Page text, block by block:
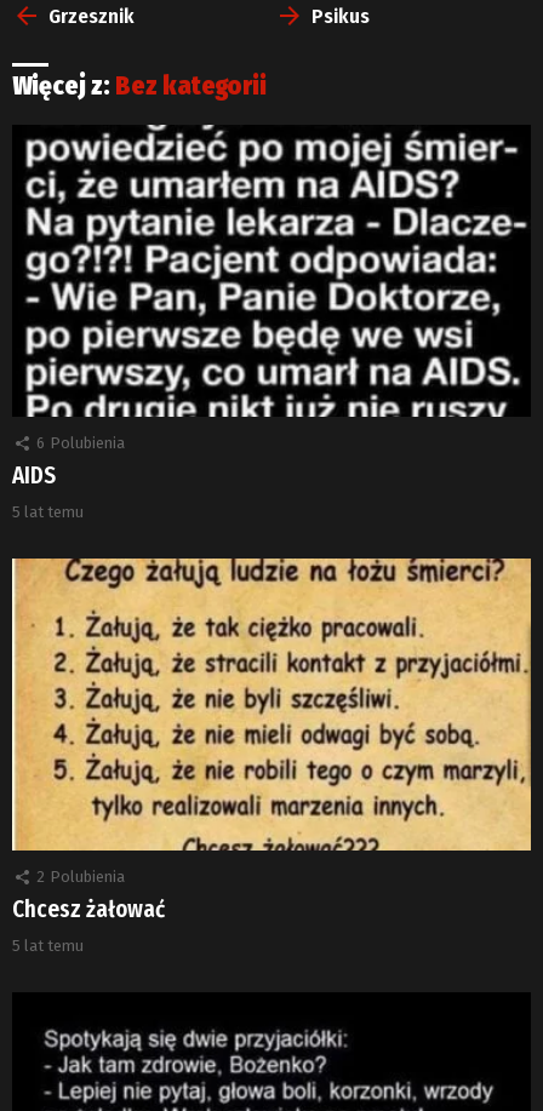
więcejGrzesznik Psikus
Więcej z: Bez kategorii
6 Polubienia
AIDS
5 lat temu
2 Polubienia
Chcesz żałować
5 lat temu